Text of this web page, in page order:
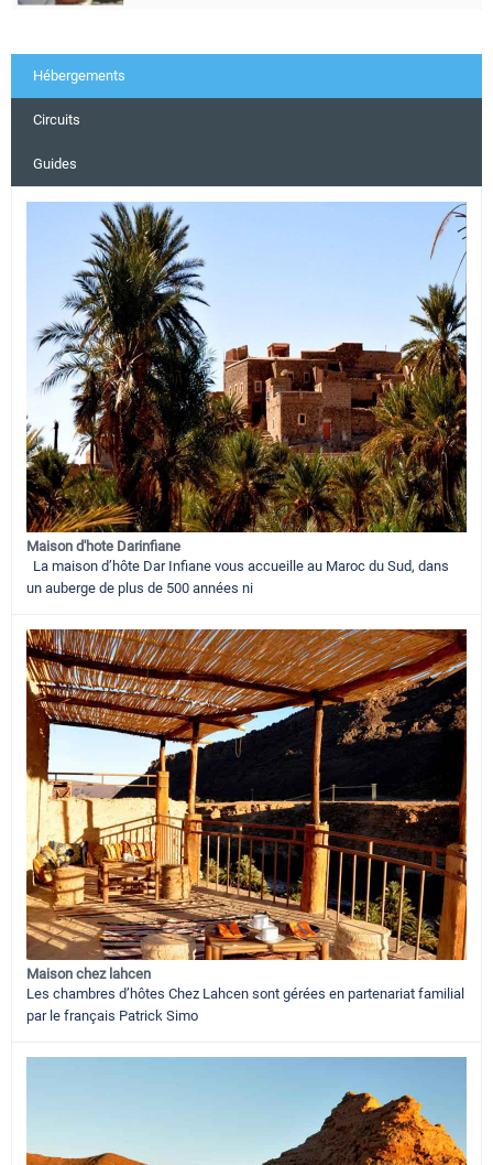
Hébergements
Circuits
Guides
Maison d'hote Darinfiane
La maison d’hôte Dar Infiane vous accueille au Maroc du Sud, dans
un auberge de plus de 500 années ni
Maison chez lahcen
Les chambres d’hôtes Chez Lahcen sont gérées en partenariat familial
par le français Patrick Simo